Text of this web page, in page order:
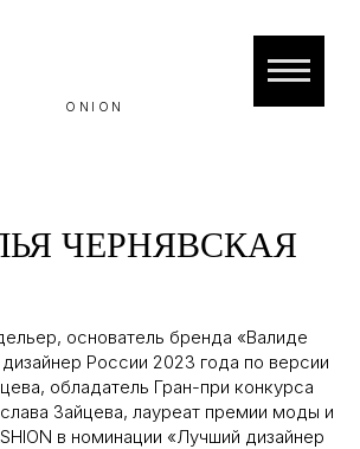
ONION
ЧЕРНЯВСКАЯ
основатель бренда «Валиде
России 2023 года по версии
обладатель Гран-при конкурса
Зайцева, лауреат премии моды и
в номинации «Лучший дизайнер